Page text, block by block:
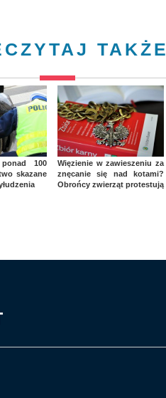
TAKŻE
100
skazane
Więzienie w zawieszeniu za
znęcanie się nad kotami?
Obrońcy zwierząt protestują